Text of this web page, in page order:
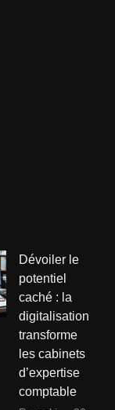
Dévoiler le
potentiel
caché : la
digitalisation
transforme
les cabinets
d’expertise
comptable